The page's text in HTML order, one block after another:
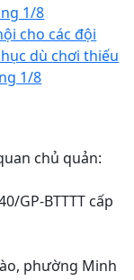
1/8
cho các đội
dù chơi thiếu
1/8
chủ quản:
GP-BTTTT cấp
phường Minh